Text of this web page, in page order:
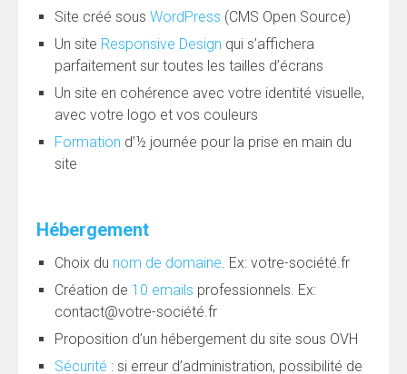
Site créé sous WordPress (CMS Open Source)
Un site Responsive Design qui s’affichera
parfaitement sur toutes les tailles d’écrans
Un site en cohérence avec votre identité visuelle,
avec votre logo et vos couleurs
Formation d’½ journée pour la prise en main du
site
Hébergement
Choix du nom de domaine. Ex: votre-société.fr
Création de 10 emails professionnels. Ex:
contact@votre-société.fr
Proposition d’un hébergement du site sous OVH
Sécurité : si erreur d’administration, possibilité de